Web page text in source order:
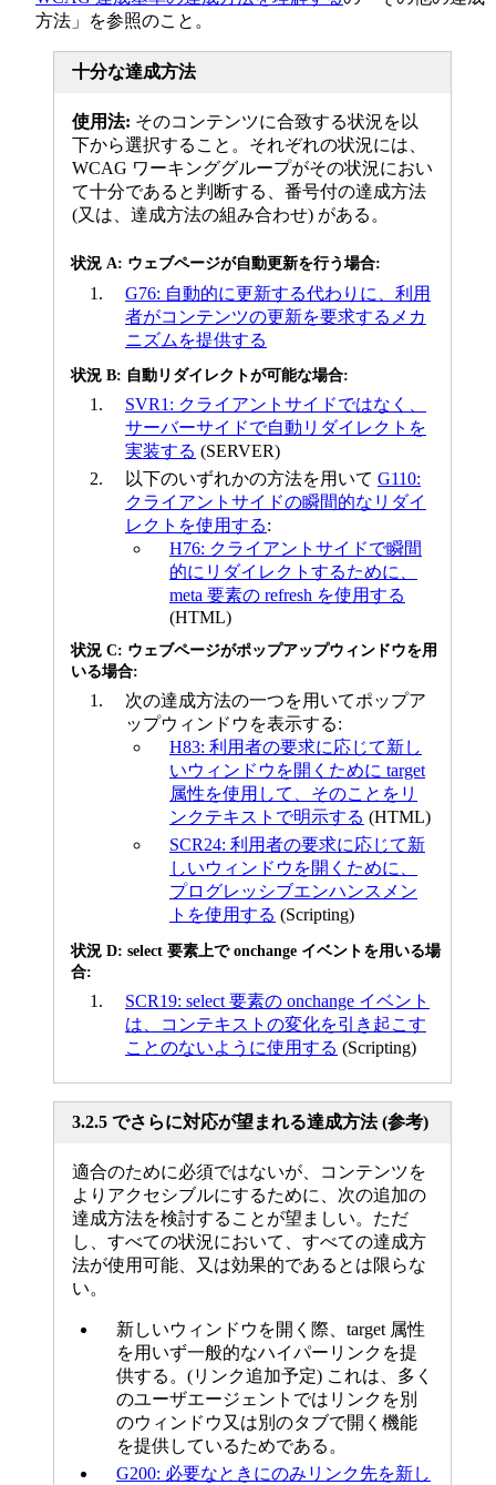
方法」を参照のこと。
十分な達成方法
使用法: そのコンテンツに合致する状況を以
下から選択すること。それぞれの状況には、
WCAG ワーキンググループがその状況におい
て十分であると判断する、番号付の達成方法
(又は、達成方法の組み合わせ) がある。
状況 A: ウェブページが自動更新を行う場合:
G76: 自動的に更新する代わりに、利用
者がコンテンツの更新を要求するメカ
ニズムを提供する
状況 B: 自動リダイレクトが可能な場合:
SVR1: クライアントサイドではなく、
サーバーサイドで自動リダイレクトを
実装する (SERVER)
以下のいずれかの方法を用いて G110:
クライアントサイドの瞬間的なリダイ
レクトを使用する:
H76: クライアントサイドで瞬間
的にリダイレクトするために、
meta 要素の refresh を使用する
(HTML)
状況 C: ウェブページがポップアップウィンドウを用
いる場合:
次の達成方法の一つを用いてポップア
ップウィンドウを表示する:
H83: 利用者の要求に応じて新し
いウィンドウを開くために target
属性を使用して、そのことをリ
ンクテキストで明示する (HTML)
SCR24: 利用者の要求に応じて新
しいウィンドウを開くために、
プログレッシブエンハンスメン
トを使用する (Scripting)
状況 D: select 要素上で onchange イベントを用いる場
合:
SCR19: select 要素の onchange イベント
は、コンテキストの変化を引き起こす
ことのないように使用する (Scripting)
3.2.5 でさらに対応が望まれる達成方法 (参考)
適合のために必須ではないが、コンテンツを
よりアクセシブルにするために、次の追加の
達成方法を検討することが望ましい。ただ
し、すべての状況において、すべての達成方
法が使用可能、又は効果的であるとは限らな
い。
新しいウィンドウを開く際、target 属性
を用いず一般的なハイパーリンクを提
供する。(リンク追加予定) これは、多く
のユーザエージェントではリンクを別
のウィンドウ又は別のタブで開く機能
を提供しているためである。
G200: 必要なときにのみリンク先を新し